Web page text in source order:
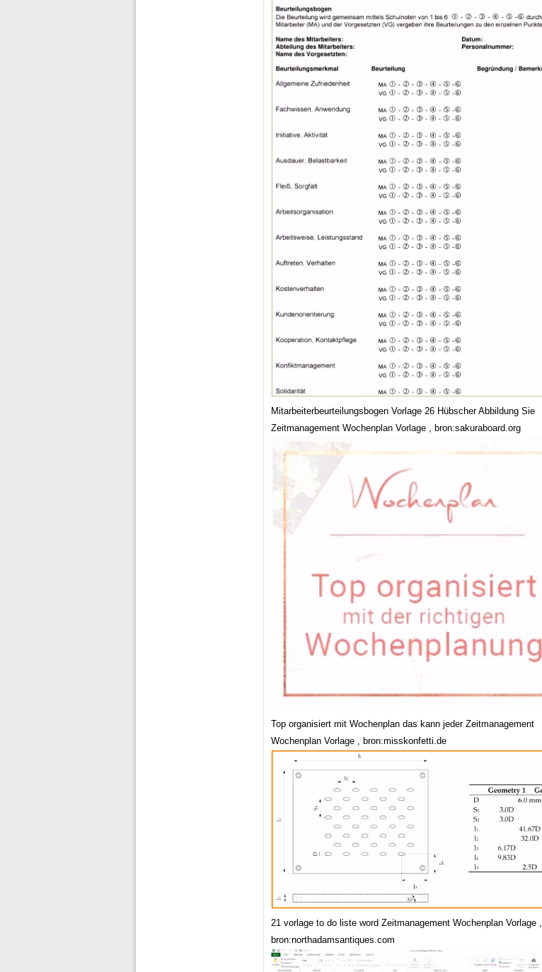
Mitarbeiterbeurteilungsbogen Vorlage 26 Hübscher Abbildung Sie
Zeitmanagement Wochenplan Vorlage , bron:sakuraboard.org
Top organisiert mit Wochenplan das kann jeder Zeitmanagement
Wochenplan Vorlage , bron:misskonfetti.de
21 vorlage to do liste word Zeitmanagement Wochenplan Vorlage ,
bron:northadamsantiques.com